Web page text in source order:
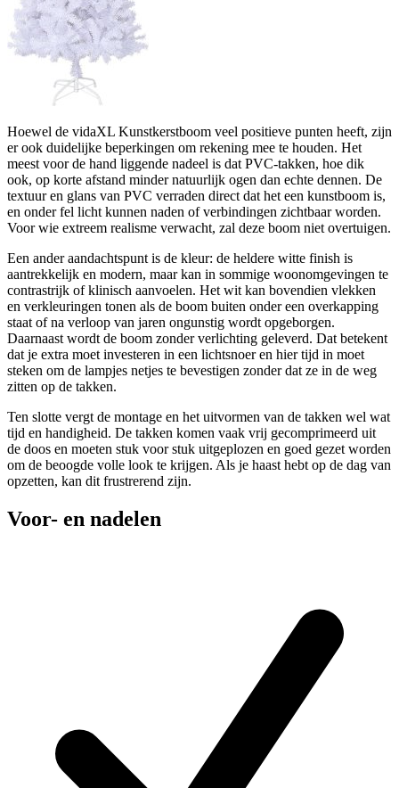
Hoewel de vidaXL Kunstkerstboom veel positieve punten heeft, zijn
er ook duidelijke beperkingen om rekening mee te houden. Het
meest voor de hand liggende nadeel is dat PVC-takken, hoe dik
ook, op korte afstand minder natuurlijk ogen dan echte dennen. De
textuur en glans van PVC verraden direct dat het een kunstboom is,
en onder fel licht kunnen naden of verbindingen zichtbaar worden.
Voor wie extreem realisme verwacht, zal deze boom niet overtuigen.
Een ander aandachtspunt is de kleur: de heldere witte finish is
aantrekkelijk en modern, maar kan in sommige woonomgevingen te
contrastrijk of klinisch aanvoelen. Het wit kan bovendien vlekken
en verkleuringen tonen als de boom buiten onder een overkapping
staat of na verloop van jaren ongunstig wordt opgeborgen.
Daarnaast wordt de boom zonder verlichting geleverd. Dat betekent
dat je extra moet investeren in een lichtsnoer en hier tijd in moet
steken om de lampjes netjes te bevestigen zonder dat ze in de weg
zitten op de takken.
Ten slotte vergt de montage en het uitvormen van de takken wel wat
tijd en handigheid. De takken komen vaak vrij gecomprimeerd uit
de doos en moeten stuk voor stuk uitgeplozen en goed gezet worden
om de beoogde volle look te krijgen. Als je haast hebt op de dag van
opzetten, kan dit frustrerend zijn.
Voor- en nadelen